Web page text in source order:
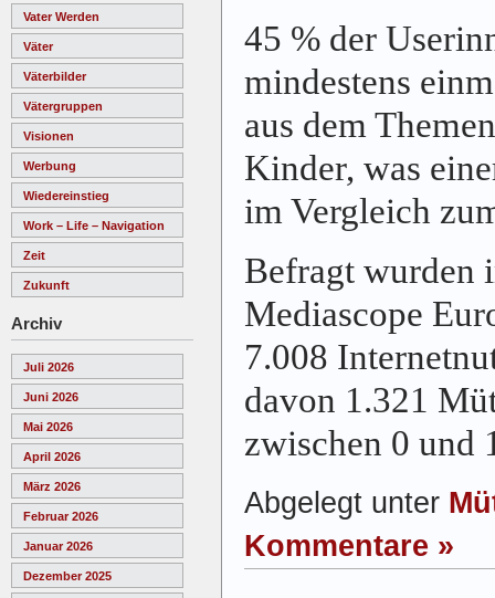
Vater Werden
Väter
Väterbilder
Vätergruppen
Visionen
Werbung
Wiedereinstieg
Work – Life – Navigation
Zeit
Zukunft
Archiv
Juli 2026
Juni 2026
Mai 2026
April 2026
März 2026
Februar 2026
Januar 2026
Dezember 2025
45 % der
mindestens
aus dem
Kinder, was
im Vergleich
Befragt wurden
Mediascope
7.008
davon 1.321
zwischen 0 und
Abgelegt unter
Kommentare »